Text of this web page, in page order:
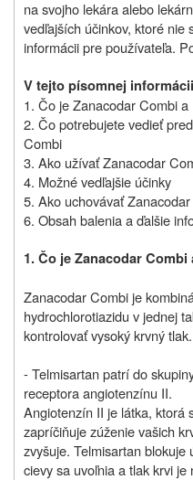
na svojho lekára alebo
vedľajších účinkov, ktoré nie
informácii pre používateľa.
V tejto písomnej
1. Čo je Zanacodar Combi
2. Čo potrebujete vedieť
Combi
3. Ako užívať Zanacodar
4. Možné vedľajšie účinky
5. Ako uchovávať
6. Obsah balenia a ďalšie
1. Čo je Zanacodar
Zanacodar Combi je
hydrochlorotiazidu v jednej
kontrolovať vysoký krvný tlak.
- Telmisartan patrí do
receptora angiotenzínu II.
Angiotenzín II je látka, ktorá
zapríčiňuje zúženie vašich
zvyšuje. Telmisartan
cievy sa uvoľnia a tlak krvi je